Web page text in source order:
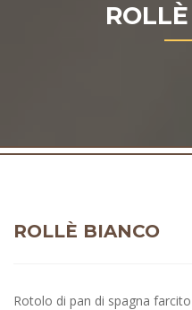
ROLLÈ BIANCO
Rotolo di pan di spagna